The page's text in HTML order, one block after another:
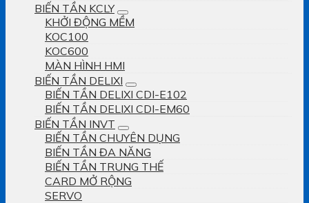
BIẾN TẦN KCLY
KHỞI ĐỘNG MỀM
KOC100
KOC600
MÀN HÌNH HMI
BIẾN TẦN DELIXI
BIẾN TẦN DELIXI CDI-E102
BIẾN TẦN DELIXI CDI-EM60
BIẾN TẦN INVT
BIẾN TẦN CHUYÊN DỤNG
BIẾN TẦN ĐA NĂNG
BIẾN TẦN TRUNG THẾ
CARD MỞ RỘNG
SERVO